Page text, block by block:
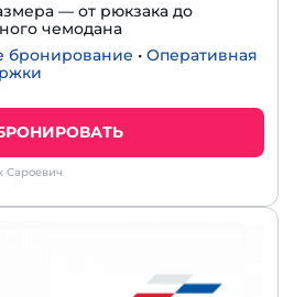
— от рюкзака до
чемодана
бронирование • Оперативная
Сароевич